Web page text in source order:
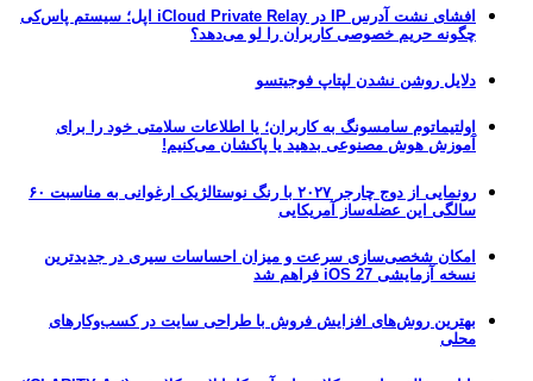
افشای نشت آدرس IP در iCloud Private Relay اپل؛ سیستم پاس‌کی
چگونه حریم خصوصی کاربران را لو می‌دهد؟
دلایل روشن نشدن لپتاپ فوجیتسو
اولتیماتوم سامسونگ به کاربران؛ یا اطلاعات سلامتی خود را برای
آموزش هوش مصنوعی بدهید یا پاکشان می‌کنیم!
رونمایی از دوج چارجر ۲۰۲۷ با رنگ نوستالژیک ارغوانی به مناسبت ۶۰
سالگی این عضله‌ساز آمریکایی
امکان شخصی‌سازی سرعت و میزان احساسات سیری در جدیدترین
نسخه آزمایشی iOS 27 فراهم شد
بهترین روش‌های افزایش فروش با طراحی سایت در کسب‌وکارهای
محلی